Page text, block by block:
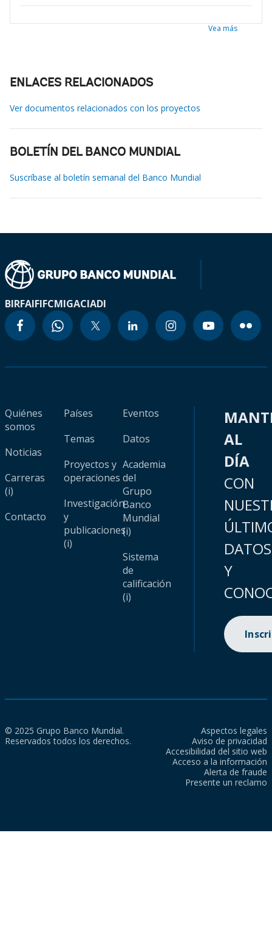
Vea más
ENLACES RELACIONADOS
Ver documentos relacionados con los proyectos
BOLETÍN DEL BANCO MUNDIAL
Suscríbase al boletín semanal del Banco Mundial
BIRFAIFIFCMIGACIADI
Quiénes
somos
Noticias
Carreras
(i)
Contacto
Países
Temas
Proyectos y
operaciones
Investigación
y
publicaciones
(i)
Eventos
Datos
Academia
del
Grupo
Banco
Mundial
(i)
Sistema
de
calificación
(i)
AL
DÍA
CON
DATOS
Y
© 2025 Grupo Banco Mundial.
Reservados todos los derechos.
Aspectos legales
Aviso de privacidad
Accesibilidad del sitio web
Acceso a la información
Alerta de fraude
Presente un reclamo